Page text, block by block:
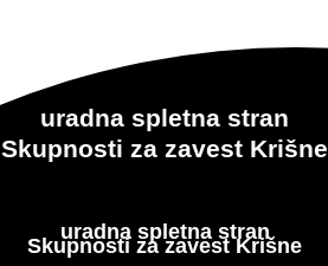
uradna spletna stran
Skupnosti za zavest Krišne
uradna spletna stran
Skupnosti za zavest Krišne